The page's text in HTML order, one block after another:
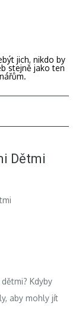
jich, nikdo by
stejně jako ten
Dětmi
Kdyby
aby mohly jít